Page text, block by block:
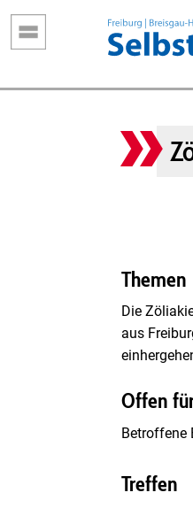
Direkt
zum
Inhalt
Themen
Die
aus
Offen
Betroffene
Treffen